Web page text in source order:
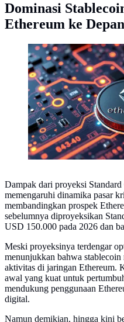
Dominasi
Ethereum ke Depan
Aset digital kripto
Dampak dari proyeksi
memengaruhi dinamika pasar
membandingkan prospek
sebelumnya diproyeksikan
USD 150.000 pada 2026 dan
Meski proyeksinya terdengar
menunjukkan bahwa
aktivitas di jaringan Ethereum.
awal yang kuat untuk
mendukung penggunaan
digital.
Namun demikian, hingga kini